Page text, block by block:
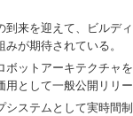
到来を迎えて、ビルデ
みが期待されている。
ボットアーキテクチャ
用として一般公開リリー
システムとして実時間